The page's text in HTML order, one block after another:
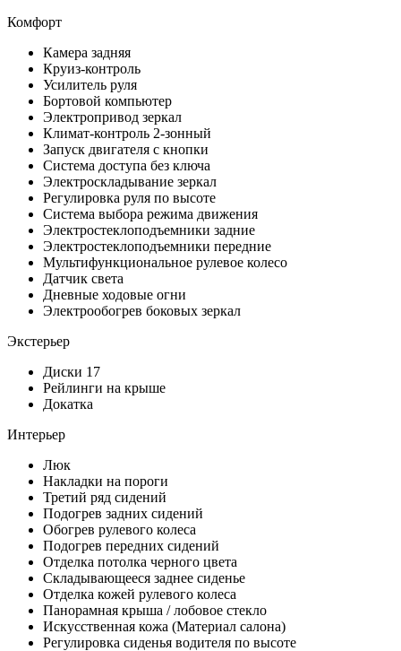
Комфорт
Камера задняя
Круиз-контроль
Усилитель руля
Бортовой компьютер
Электропривод зеркал
Климат-контроль 2-зонный
Запуск двигателя с кнопки
Система доступа без ключа
Электроскладывание зеркал
Регулировка руля по высоте
Система выбора режима движения
Электростеклоподъемники задние
Электростеклоподъемники передние
Мультифункциональное рулевое колесо
Датчик света
Дневные ходовые огни
Электрообогрев боковых зеркал
Экстерьер
Диски 17
Рейлинги на крыше
Докатка
Интерьер
Люк
Накладки на пороги
Третий ряд сидений
Подогрев задних сидений
Обогрев рулевого колеса
Подогрев передних сидений
Отделка потолка черного цвета
Складывающееся заднее сиденье
Отделка кожей рулевого колеса
Панорамная крыша / лобовое стекло
Искусственная кожа (Материал салона)
Регулировка сиденья водителя по высоте